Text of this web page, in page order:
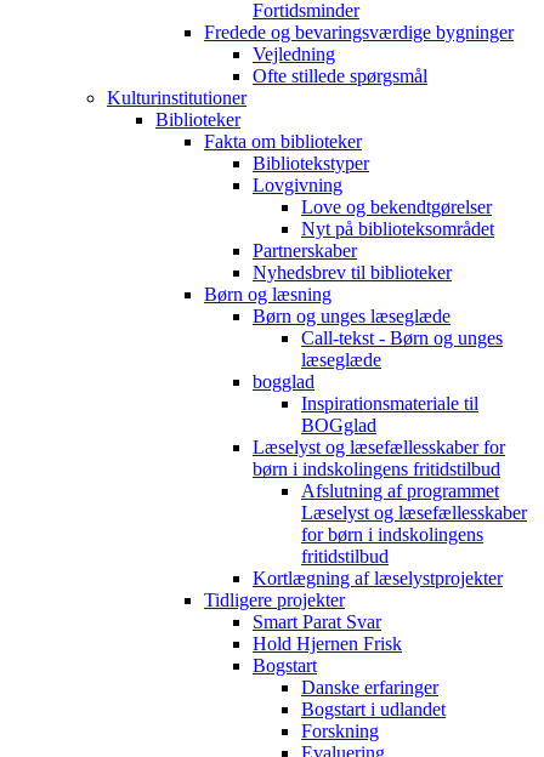
Fortidsminder
Fredede og bevaringsværdige bygninger
Vejledning
Ofte stillede spørgsmål
Kulturinstitutioner
Biblioteker
Fakta om biblioteker
Bibliotekstyper
Lovgivning
Love og bekendtgørelser
Nyt på biblioteksområdet
Partnerskaber
Nyhedsbrev til biblioteker
Børn og læsning
Børn og unges læseglæde
Call-tekst - Børn og unges
læseglæde
bogglad
Inspirationsmateriale til
BOGglad
Læselyst og læsefællesskaber for
børn i indskolingens fritidstilbud
Afslutning af programmet
Læselyst og læsefællesskaber
for børn i indskolingens
fritidstilbud
Kortlægning af læselystprojekter
Tidligere projekter
Smart Parat Svar
Hold Hjernen Frisk
Bogstart
Danske erfaringer
Bogstart i udlandet
Forskning
Evaluering